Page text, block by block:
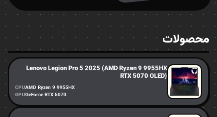
محصولات
Lenovo Legion Pro 5 2025 (AMD Ryzen 9 9955HX
RTX 5070 OLED)
CPUAMD Ryzen 9 9955HX
GPUGeForce RTX 5070